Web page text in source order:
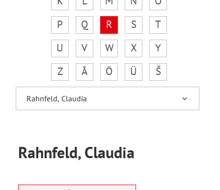
P
Q R S
T
U
V W X
Y
Z
Å Ö Ü Š
Rahnfeld, Claudia